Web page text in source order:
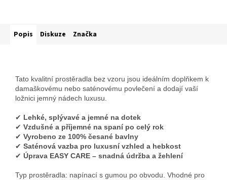
Popis Diskuze Značka
Tato kvalitní prostěradla bez vzoru jsou ideálním doplňkem k
damaškovému nebo saténovému povlečení a dodají vaší
ložnici jemný nádech luxusu.
✔ Lehké, splývavé a jemné na dotek
✔ Vzdušné a příjemné na spaní po celý rok
✔ Vyrobeno ze 100% česané bavlny
✔ Saténová vazba pro luxusní vzhled a hebkost
✔ Úprava EASY CARE – snadná údržba a žehlení
Typ prostěradla: napínací s gumou po obvodu. Vhodné pro